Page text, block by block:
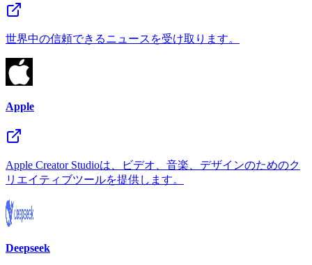
世界中の信頼できるニュースを受け取ります。
Apple
Apple Creator Studioは、ビデオ、音楽、デザインのためのク
リエイティブツールを提供します。
Deepseek